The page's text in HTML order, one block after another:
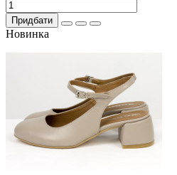
Придбати
Новинка